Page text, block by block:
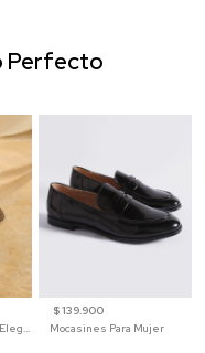
Mocasín de Antelina Elegante con Suela de Contraste Para Hombre
$ 139.900
Mocasines Para Mujer
Perfecto